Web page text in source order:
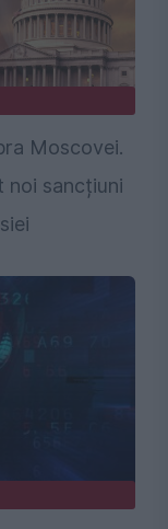
Moscovei.
noi sancțiuni